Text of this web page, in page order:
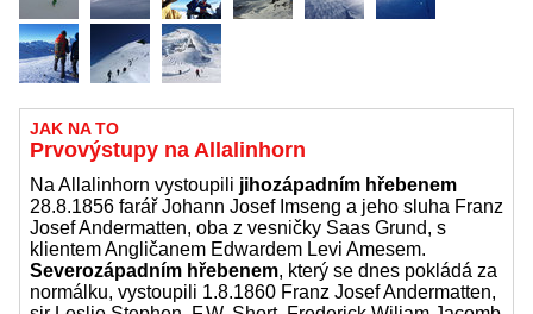
JAK NA TO
Prvovýstupy na Allalinhorn
Na Allalinhorn vystoupili jihozápadním hřebenem
28.8.1856 farář Johann Josef Imseng a jeho sluha Franz
Josef Andermatten, oba z vesničky Saas Grund, s
klientem Angličanem Edwardem Levi Amesem.
Severozápadním hřebenem, který se dnes pokládá za
normálku, vystoupili 1.8.1860 Franz Josef Andermatten,